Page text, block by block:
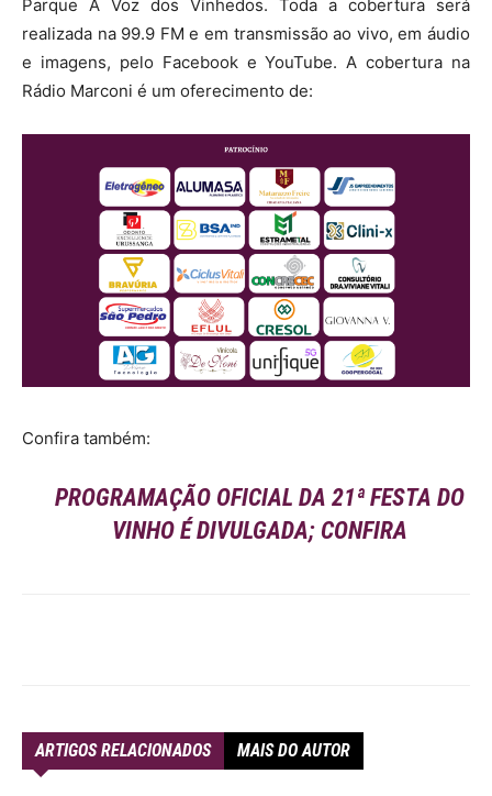
Parque A Voz dos Vinhedos. Toda a cobertura será
realizada na 99.9 FM e em transmissão ao vivo, em áudio
e imagens, pelo Facebook e YouTube. A cobertura na
Rádio Marconi é um oferecimento de:
Confira também:
PROGRAMAÇÃO OFICIAL DA 21ª FESTA DO
VINHO É DIVULGADA; CONFIRA
ARTIGOS RELACIONADOS MAIS DO AUTOR